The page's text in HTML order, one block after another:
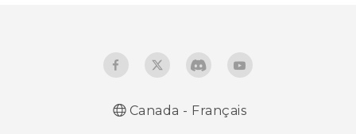
Canada - Français